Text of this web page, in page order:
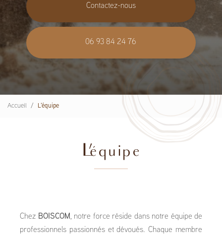
Contactez-nous
06 93 84 24 76
Accueil L'équipe
L'équipe
Chez BOISCOM, notre force réside dans notre équipe de
professionnels passionnés et dévoués. Chaque membre